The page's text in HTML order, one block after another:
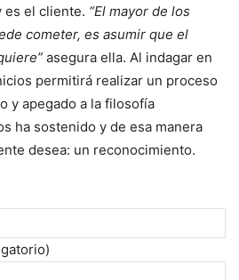
es el cliente. “El mayor de los
cometer, es asumir que el
asegura ella. Al indagar en
permitirá realizar un proceso
y apegado a la filosofía
ha sostenido y de esa manera
desea: un reconocimiento.